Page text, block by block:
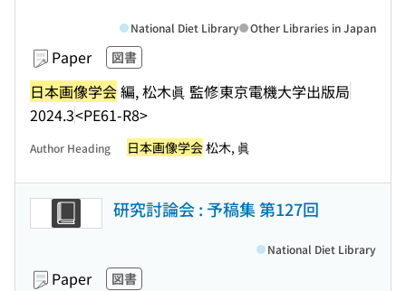
Paper 図書
日本画像学会編, 松木眞 監修東京電機大学出版局
2024.3<PE61-R8>
National Diet Library Other Libraries in Japan
Author Heading 日本画像学会松木, 眞
研究討論会 : 予稿集 第127回
Paper 図書
National Diet Library